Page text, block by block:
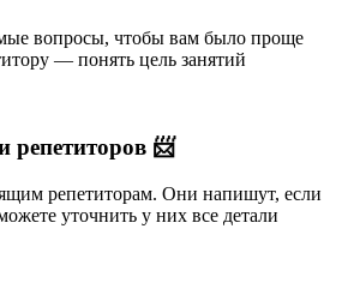
вопросы, чтобы вам было проще
— понять цель занятий
репетиторов 📨
репетиторам. Они напишут, если
уточнить у них все детали